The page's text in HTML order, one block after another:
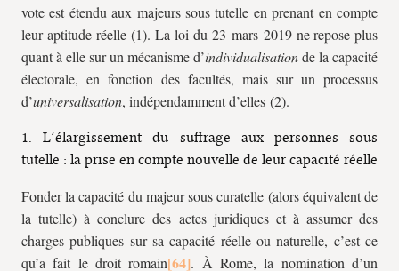
vote est étendu aux majeurs sous tutelle en prenant en compte
leur aptitude réelle (1). La loi du 23 mars 2019 ne repose plus
quant à elle sur un mécanisme d’individualisationde la capacité
électorale, en fonction des facultés, mais sur un processus
d’universalisation, indépendamment d’elles (2).
1. L’élargissement du suffrage aux personnes sous
tutelle : la prise en compte nouvelle de leur capacité réelle
Fonder la capacité du majeur sous curatelle (alors équivalent de
la tutelle) à conclure des actes juridiques et à assumer des
charges publiques sur sa capacité réelle ou naturelle, c’est ce
qu’a fait le droit romain
. À Rome, la nomination d’un